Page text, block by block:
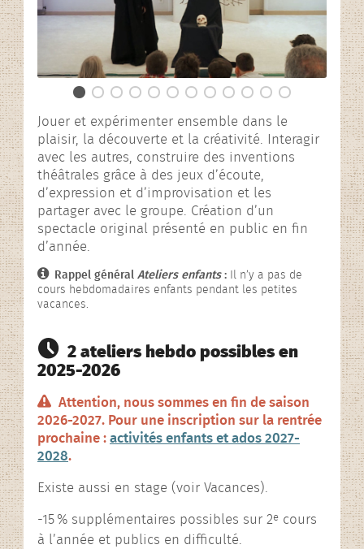
En images…
Jouer et expérimenter ensemble dans le
plaisir, la découverte et la créativité. Interagir
avec les autres, construire des inventions
théâtrales grâce à des jeux d’écoute,
d’expression et d’improvisation et les
partager avec le groupe. Création d’un
spectacle original présenté en public en fin
d’année.
Rappel général Ateliers enfants: Il n’y a pas de
cours hebdomadaires enfants pendant les petites
vacances.
2 ateliers hebdo possibles en
2025-2026
Attention, nous sommes en fin de saison
2026-2027. Pour une inscription sur la rentrée
prochaine : activités enfants et ados 2027-
2028.
Existe aussi en stage (voir Vacances).
-15 % supplémentaires possibles sur 2e cours
à l’année et publics en difficulté.